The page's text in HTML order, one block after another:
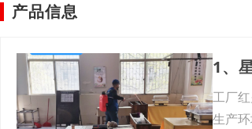
产品信息
1、
工厂
生产